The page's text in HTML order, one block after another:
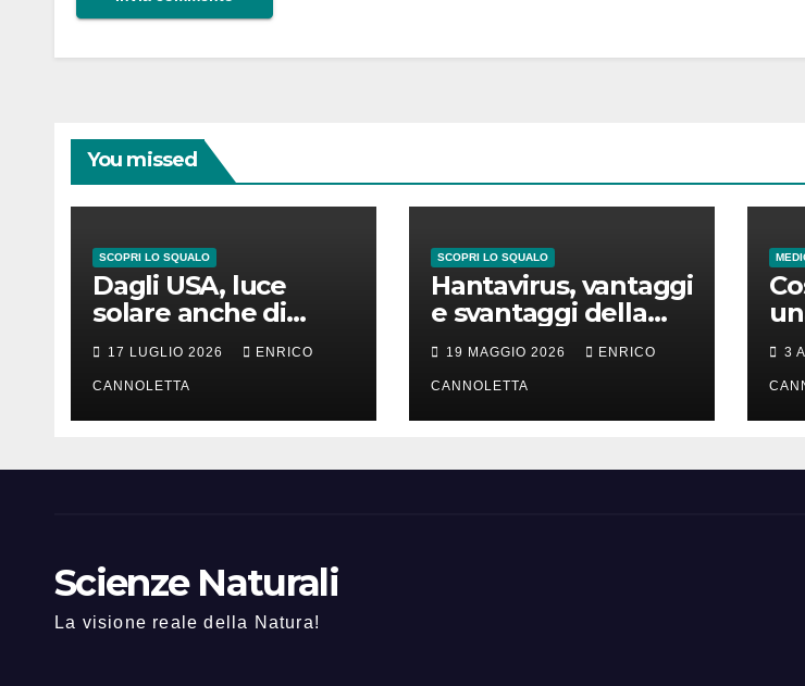
You missed
SCOPRI LO SQUALO
Dagli USA, luce
solare anche di
notte
17 LUGLIO 2026 ENRICO
CANNOLETTA
SCOPRI LO SQUALO
Hantavirus, vantaggi
e svantaggi della
lunga incubazione
19 MAGGIO 2026 ENRICO
CANNOLETTA
3
Scienze Naturali
La visione reale della Natura!